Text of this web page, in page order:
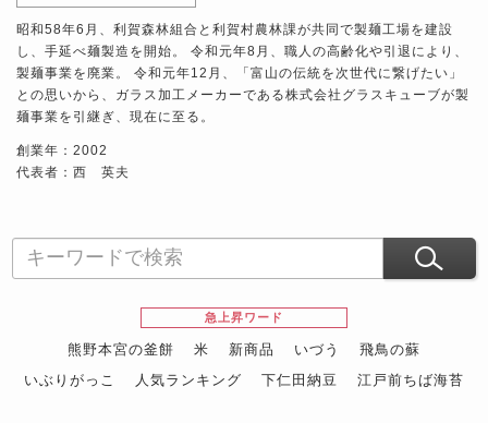
昭和58年6月、利賀森林組合と利賀村農林課が共同で製麺工場を建設
し、手延べ麺製造を開始。 令和元年8月、職人の高齢化や引退により、
製麺事業を廃業。 令和元年12月、「富山の伝統を次世代に繋げたい」
との思いから、ガラス加工メーカーである株式会社グラスキューブが製
麺事業を引継ぎ、現在に至る。
創業年：2002
代表者：西 英夫
急上昇ワード
熊野本宮の釜餅 米 新商品 いづう
飛鳥の蘇
いぶりがっこ
人気ランキング 下仁田納豆
江戸前ちば海苔